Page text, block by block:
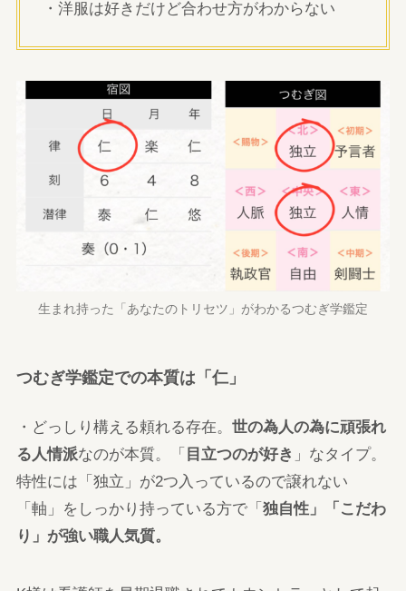
・洋服は好きだけど合わせ方がわからない
生まれ持った「あなたのトリセツ」がわかるつむぎ学鑑定
つむぎ学鑑定での本質は「仁」
・どっしり構える頼れる存在。 世の為人の為に頑張れ
る人情派なのが本質。「 目立つのが好き 」なタイプ。
特性には「独立」が2つ入っているので譲れない
「軸」をしっかり持っている方で「 独自性」「こだわ
り」が強い職人気質。